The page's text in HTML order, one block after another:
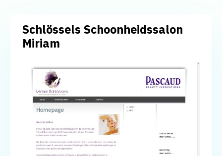
Schlössels Schoonheidssalon
Miriam